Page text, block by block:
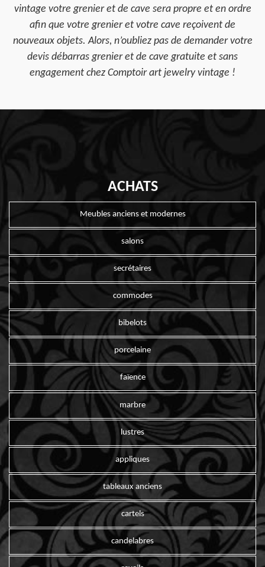
vintage votre grenier et de cave sera propre et en ordre
afin que votre grenier et votre cave reçoivent de
nouveaux objets. Alors, n’oubliez pas de demander votre
devis débarras grenier et de cave gratuite et sans
engagement chez Comptoir art jewelry vintage !
ACHATS
Meubles anciens et modernes
salons
secrétaires
commodes
bibelots
porcelaine
faïence
marbre
lustres
appliques
tableaux anciens
cartels
candelabres